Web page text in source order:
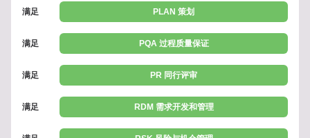
满足 PLAN 策划
满足 PQA 过程质量保证
满足 PR 同行评审
满足 RDM 需求开发和管理